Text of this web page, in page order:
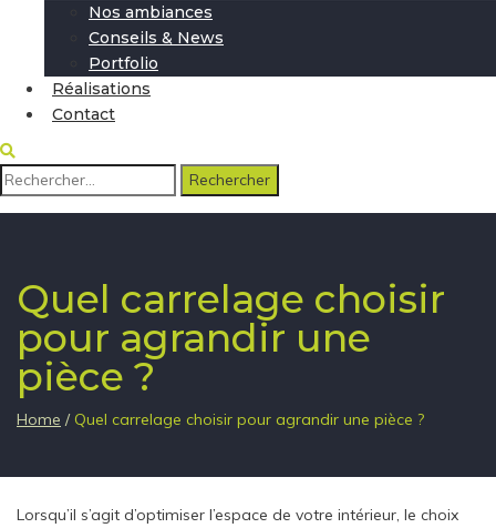
Nos ambiances
Conseils & News
Portfolio
Réalisations
Contact
Rechercher :
Quel carrelage choisir
pour agrandir une
pièce ?
Home / Quel carrelage choisir pour agrandir une pièce ?
Lorsqu’il s’agit d’optimiser l’espace de votre intérieur, le choix